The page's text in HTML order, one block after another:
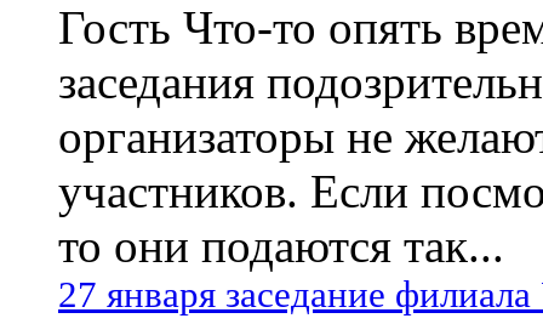
Гость Что-то опять
заседания
организаторы не
участников. Если
то они подаются так...
27 января заседание